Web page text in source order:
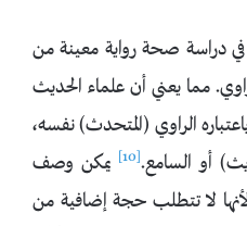
في دراسة صحة رواية معينة من
مما يعني أن علماء الحديث
الراوي (المتحدث) نفسه،
أو السامع.[10]
يمكن وصف
لا تتطلب حجة إضافية من